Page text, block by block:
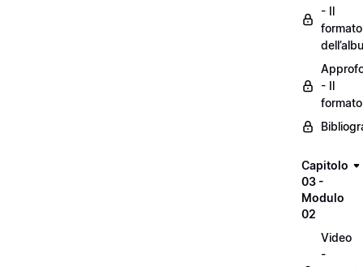
- Il
formato
- Il
formato
Capitolo
03 -
Modulo
02
Video
-